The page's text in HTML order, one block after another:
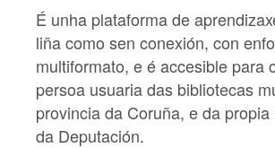
É unha plataforma de
liña como sen conexión, con
multiformato, e é accesible para
persoa usuaria das bibliotecas
provincia da Coruña, e da
da Deputación.